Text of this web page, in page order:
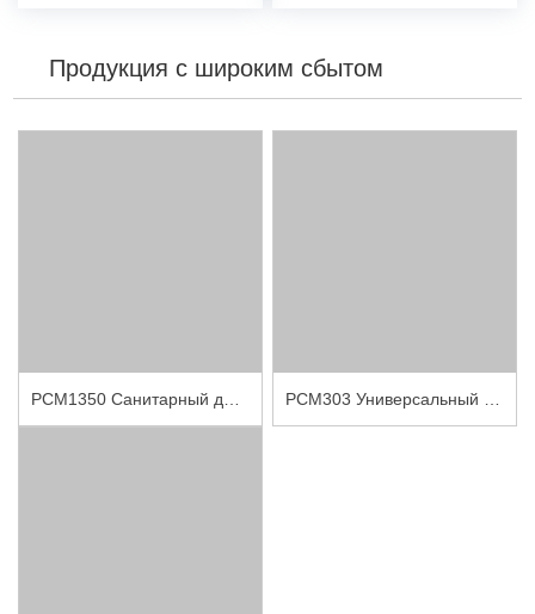
Продукция с широким сбытом